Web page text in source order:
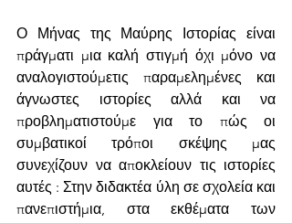
Ο Μήνας της Μαύρης Ιστορίας είναι
πράγματι μια καλή στιγμή όχι μόνο να
αναλογιστούμετις παραμελημένες και
άγνωστες ιστορίες αλλά και να
προβληματιστούμε για το πώς οι
συμβατικοί τρόποι σκέψης μας
συνεχίζουν να αποκλείουν τις ιστορίες
αυτές : Στην διδακτέα ύλη σε σχολεία και
πανεπιστήμια, στα εκθέματα των